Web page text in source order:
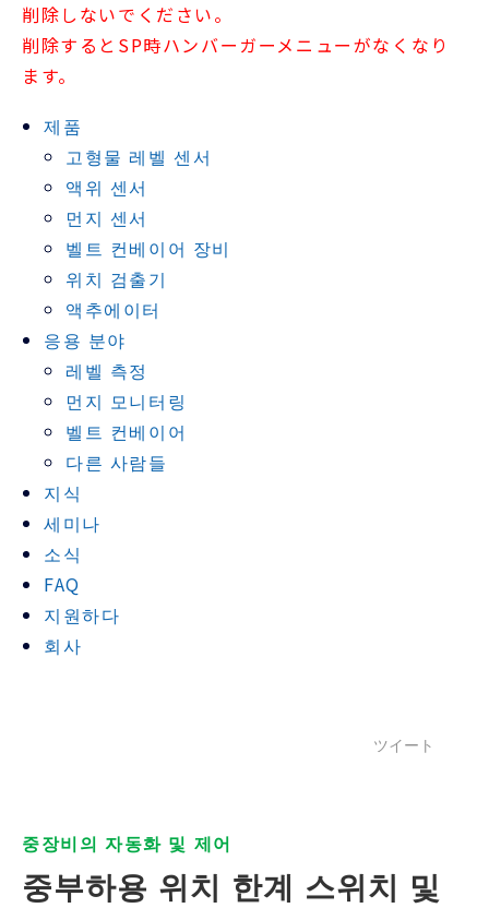
削除しないでください。
削除するとSP時ハンバーガーメニューがなくなり
ます。
제품
고형물 레벨 센서
액위 센서
먼지 센서
벨트 컨베이어 장비
위치 검출기
액추에이터
응용 분야
레벨 측정
먼지 모니터링
벨트 컨베이어
다른 사람들
지식
세미나
소식
FAQ
지원하다
회사
ツイート
중장비의 자동화 및 제어
중부하용 위치 한계 스위치 및